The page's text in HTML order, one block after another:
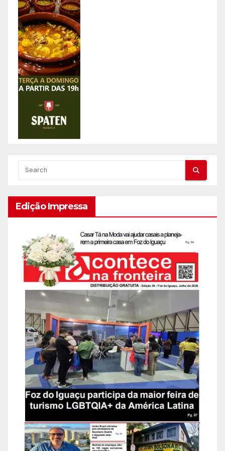
Edição Impressa